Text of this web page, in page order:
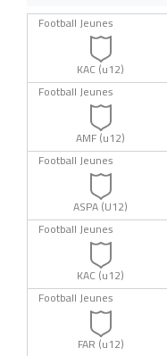
Football Jeunes
KAC (u12)
Football Jeunes
AMF (u12)
Football Jeunes
ASPA (U12)
Football Jeunes
KAC (u12)
Football Jeunes
FAR (u12)